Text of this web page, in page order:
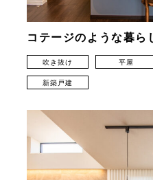
コテージのような暮ら
吹き抜け 平屋
新築戸建